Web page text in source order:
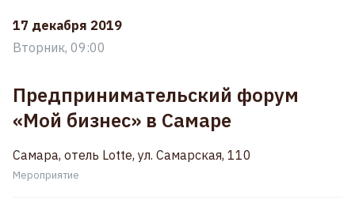
17 декабря 2019
Вторник, 09:00
Предпринимательский форум
«Мой бизнес» в Самаре
Самара, отель Lotte, ул. Самарская, 110
Мероприятие